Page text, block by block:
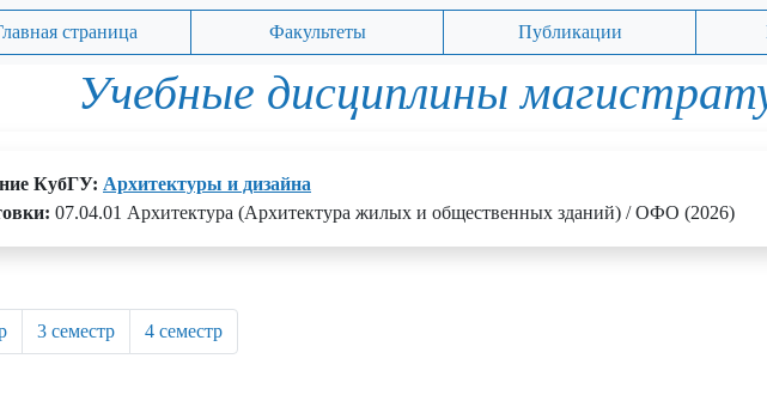
страница Факультеты Публикации
Учебные дисциплины
КубГУ: Архитектуры и дизайна
07.04.01 Архитектура (Архитектура жилых и общественных зданий) / ОФО (2026)
3 семестр 4 семестр